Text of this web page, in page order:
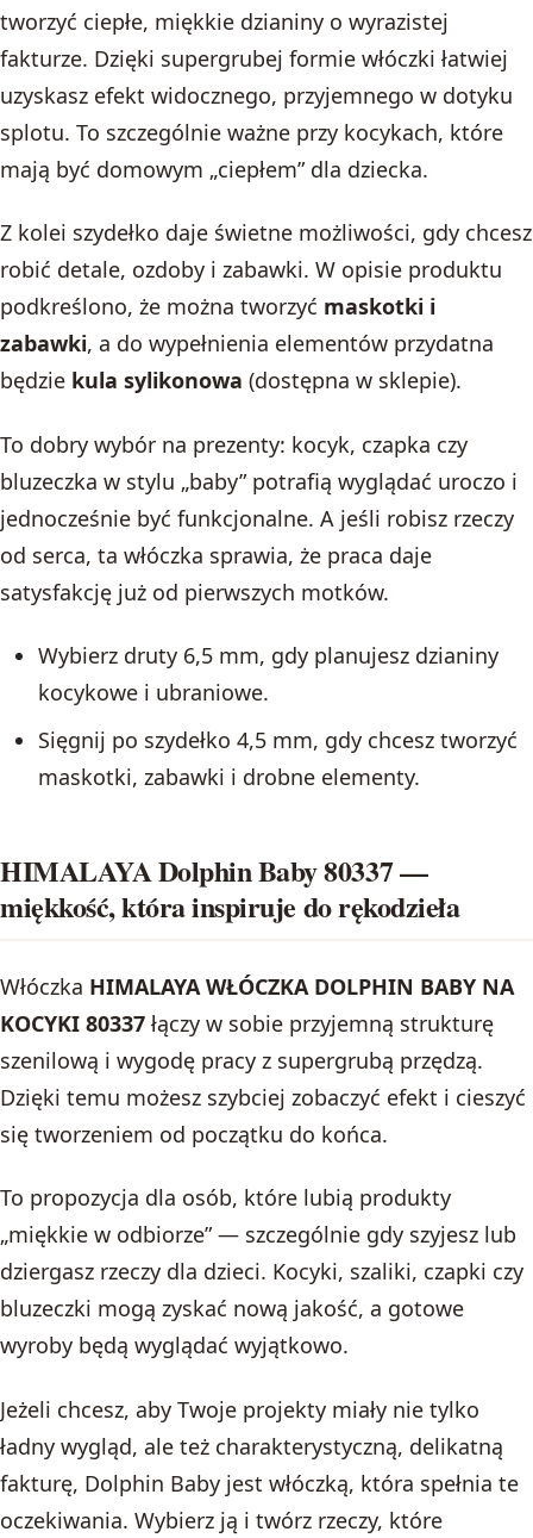
tworzyć ciepłe, miękkie dzianiny o wyrazistej
fakturze. Dzięki supergrubej formie włóczki łatwiej
uzyskasz efekt widocznego, przyjemnego w dotyku
splotu. To szczególnie ważne przy kocykach, które
mają być domowym „ciepłem” dla dziecka.
Z kolei szydełko daje świetne możliwości, gdy chcesz
robić detale, ozdoby i zabawki. W opisie produktu
podkreślono, że można tworzyć maskotki i
zabawki, a do wypełnienia elementów przydatna
będzie kula sylikonowa (dostępna w sklepie).
To dobry wybór na prezenty: kocyk, czapka czy
bluzeczka w stylu „baby” potrafią wyglądać uroczo i
jednocześnie być funkcjonalne. A jeśli robisz rzeczy
od serca, ta włóczka sprawia, że praca daje
satysfakcję już od pierwszych motków.
Wybierz druty 6,5 mm, gdy planujesz dzianiny
kocykowe i ubraniowe.
Sięgnij po szydełko 4,5 mm, gdy chcesz tworzyć
maskotki, zabawki i drobne elementy.
HIMALAYA Dolphin Baby 80337 —
miękkość, która inspiruje do rękodzieła
Włóczka HIMALAYA WŁÓCZKA DOLPHIN BABY NA
KOCYKI 80337 łączy w sobie przyjemną strukturę
szenilową i wygodę pracy z supergrubą przędzą.
Dzięki temu możesz szybciej zobaczyć efekt i cieszyć
się tworzeniem od początku do końca.
To propozycja dla osób, które lubią produkty
„miękkie w odbiorze” — szczególnie gdy szyjesz lub
dziergasz rzeczy dla dzieci. Kocyki, szaliki, czapki czy
bluzeczki mogą zyskać nową jakość, a gotowe
wyroby będą wyglądać wyjątkowo.
Jeżeli chcesz, aby Twoje projekty miały nie tylko
ładny wygląd, ale też charakterystyczną, delikatną
fakturę, Dolphin Baby jest włóczką, która spełnia te
oczekiwania. Wybierz ją i twórz rzeczy, które